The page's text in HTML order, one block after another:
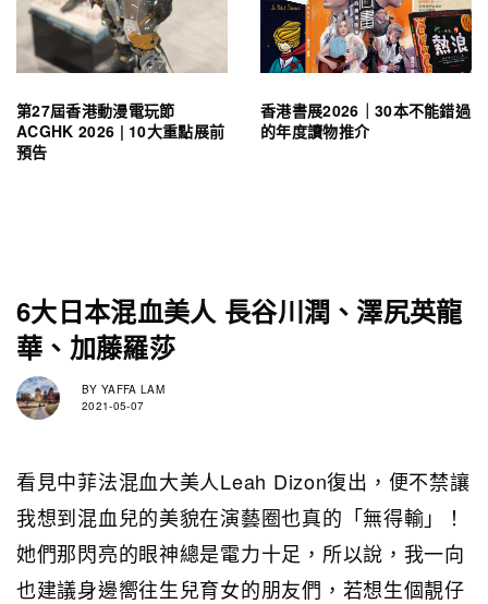
第27屆香港動漫電玩節
ACGHK 2026 | 10大重點展前
預告
香港書展2026｜30本不能錯過
的年度讀物推介
6大日本混血美人 長谷川潤、澤尻英龍
華、加藤羅莎
BY YAFFA LAM
2021-05-07
看見中菲法混血大美人Leah Dizon復出，便不禁讓
我想到混血兒的美貌在演藝圈也真的「無得輸」！
她們那閃亮的眼神總是電力十足，所以說，我一向
也建議身邊嚮往生兒育女的朋友們，若想生個靚仔